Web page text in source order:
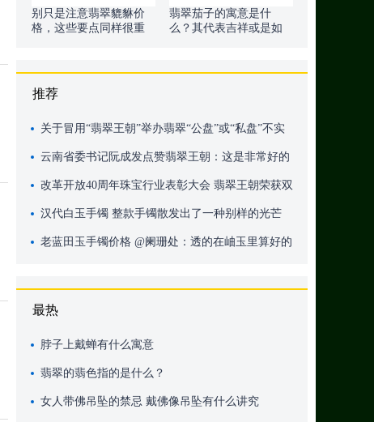
别只是注意翡翠貔貅价
格，这些要点同样很重
翡翠茄子的寓意是什
么？其代表吉祥或是如
推荐
关于冒用“翡翠王朝”举办翡翠“公盘”或“私盘”不实
消息的公告
云南省委书记阮成发点赞翡翠王朝：这是非常好的
新业态，要做出品牌！
改革开放40周年珠宝行业表彰大会 翡翠王朝荣获双
重大奖
汉代白玉手镯 整款手镯散发出了一种别样的光芒
老蓝田玉手镯价格 @阑珊处：透的在岫玉里算好的
最热
脖子上戴蝉有什么寓意
翡翠的翡色指的是什么？
女人带佛吊坠的禁忌 戴佛像吊坠有什么讲究